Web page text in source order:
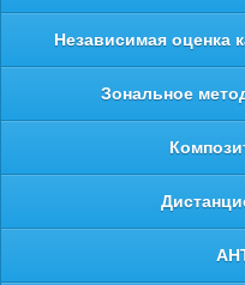
Независимая оценка
Зональное